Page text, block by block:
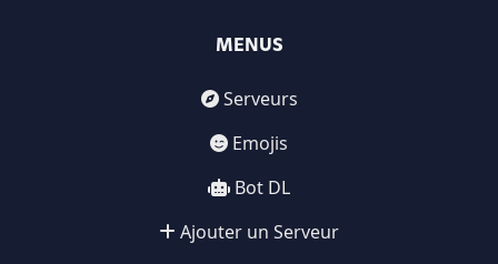
MENUS
Serveurs
Emojis
Bot DL
Ajouter un Serveur